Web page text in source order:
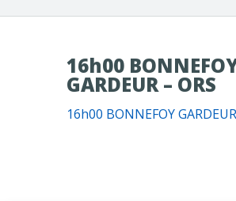
16h00
GARDEUR – ORS
16h00 BONNEFOY